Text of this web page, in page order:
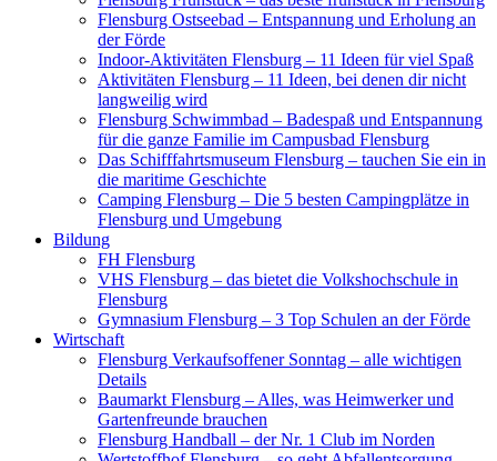
Flensburg Ostseebad – Entspannung und Erholung an
der Förde
Indoor-Aktivitäten Flensburg – 11 Ideen für viel Spaß
Aktivitäten Flensburg – 11 Ideen, bei denen dir nicht
langweilig wird
Flensburg Schwimmbad – Badespaß und Entspannung
für die ganze Familie im Campusbad Flensburg
Das Schifffahrtsmuseum Flensburg – tauchen Sie ein in
die maritime Geschichte
Camping Flensburg – Die 5 besten Campingplätze in
Flensburg und Umgebung
Bildung
FH Flensburg
VHS Flensburg – das bietet die Volkshochschule in
Flensburg
Gymnasium Flensburg – 3 Top Schulen an der Förde
Wirtschaft
Flensburg Verkaufsoffener Sonntag – alle wichtigen
Details
Baumarkt Flensburg – Alles, was Heimwerker und
Gartenfreunde brauchen
Flensburg Handball – der Nr. 1 Club im Norden